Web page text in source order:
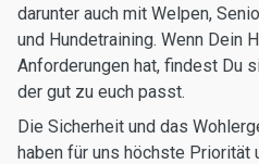
darunter auch mit Welpen,
und Hundetraining. Wenn Dein
Anforderungen hat, findest Du
der gut zu euch passt.
Die Sicherheit und das
haben für uns höchste Priorität